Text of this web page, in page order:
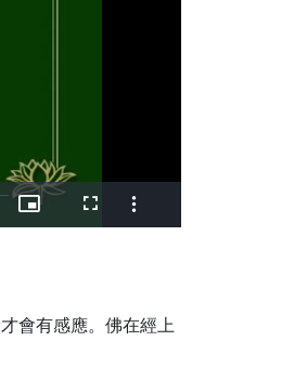
Picture-
in-
Fullscreen
會有感應。佛在經上